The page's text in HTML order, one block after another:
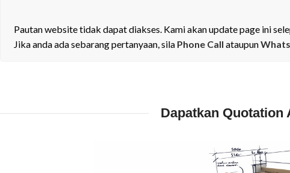
Pautan website tidak dapat diakses. Kami akan update page ini
Jika anda ada sebarang pertanyaan, sila Phone Call ataupun
Dapatkan Quotation